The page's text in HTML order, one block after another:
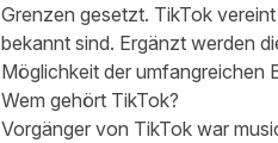
Grenzen gesetzt. TikTok
bekannt sind. Ergänzt werden
Möglichkeit der umfangreichen
Wem gehört TikTok?
Vorgänger von TikTok war